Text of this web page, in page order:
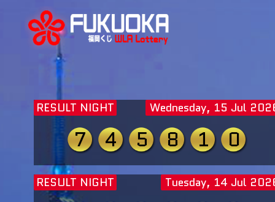
RESULT NIGHT Wednesday, 15 Jul
7 4 5 8 1 0
RESULT NIGHT Tuesday, 14 Jul